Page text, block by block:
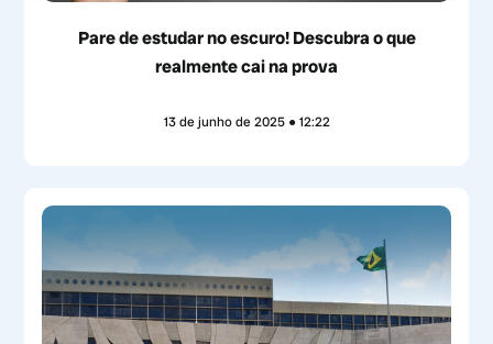
Pare de estudar no escuro! Descubra o que
realmente cai na prova
13 de junho de 2025 12:22